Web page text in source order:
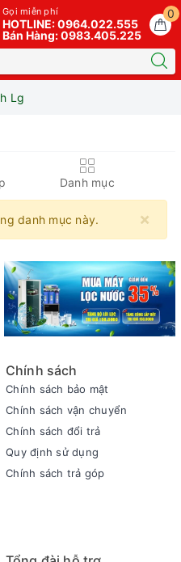
0
Gọi miễn phí
HOTLINE: 0964.022.555
Bán Hàng: 0983.405.225
Lg
Danh mục
×
danh mục này.
Chính sách
Chính sách bảo mật
Chính sách vận chuyển
Chính sách đổi trả
Quy định sử dụng
Chính sách trả góp